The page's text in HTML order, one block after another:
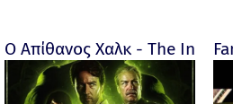
Ο Απίθανος Χαλκ - The